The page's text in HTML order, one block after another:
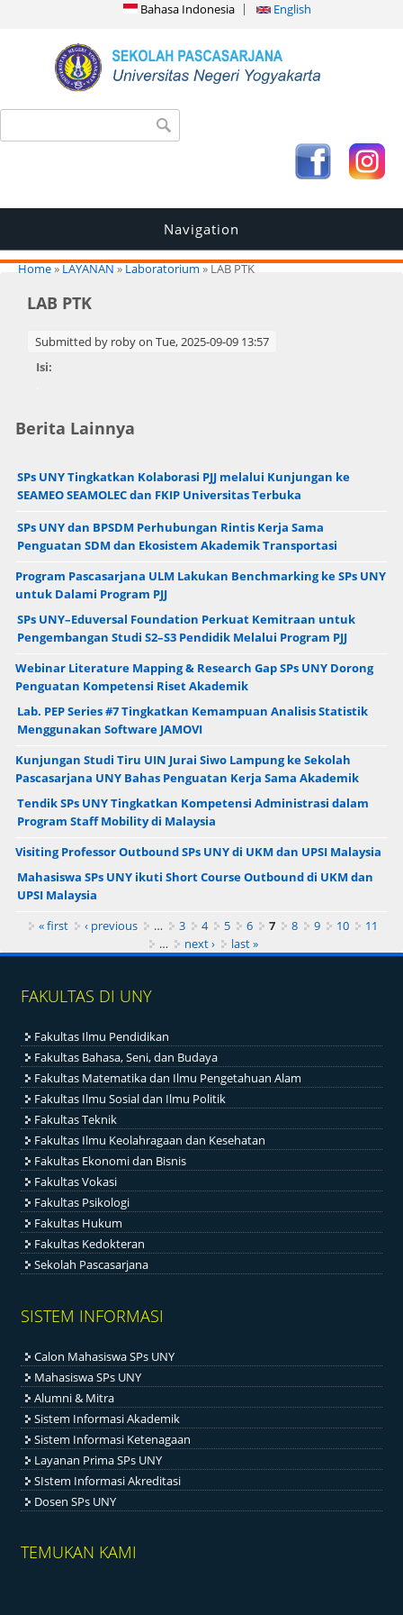
Bahasa Indonesia English
Search form
Navigation
You are here
Home» LAYANAN » Laboratorium» LAB PTK
LAB PTK
Submitted by robyon Tue, 2025-09-09 13:57
Isi:
Berita Lainnya
SPs UNY Tingkatkan Kolaborasi PJJ melalui Kunjungan ke
SEAMEO SEAMOLEC dan FKIP Universitas Terbuka
SPs UNY dan BPSDM Perhubungan Rintis Kerja Sama
Penguatan SDM dan Ekosistem Akademik Transportasi
Program Pascasarjana ULM Lakukan Benchmarking ke SPs UNY
untuk Dalami Program PJJ
SPs UNY–Eduversal Foundation Perkuat Kemitraan untuk
Pengembangan Studi S2–S3 Pendidik Melalui Program PJJ
Webinar Literature Mapping & Research Gap SPs UNY Dorong
Penguatan Kompetensi Riset Akademik
Lab. PEP Series #7 Tingkatkan Kemampuan Analisis Statistik
Menggunakan Software JAMOVI
Kunjungan Studi Tiru UIN Jurai Siwo Lampung ke Sekolah
Pascasarjana UNY Bahas Penguatan Kerja Sama Akademik
Tendik SPs UNY Tingkatkan Kompetensi Administrasi dalam
Program Staff Mobility di Malaysia
Visiting Professor Outbound SPs UNY di UKM dan UPSI Malaysia
Mahasiswa SPs UNY ikuti Short Course Outbound di UKM dan
UPSI Malaysia
Pages
« first ‹ previous … 3 4 5 6 7 8 9 10
11
…
next › last »
FAKULTAS DI UNY
Fakultas Ilmu Pendidikan
Fakultas Bahasa, Seni, dan Budaya
Fakultas Matematika dan Ilmu Pengetahuan Alam
Fakultas Ilmu Sosial dan Ilmu Politik
Fakultas Teknik
Fakultas Ilmu Keolahragaan dan Kesehatan
Fakultas Ekonomi dan Bisnis
Fakultas Vokasi
Fakultas Psikologi
Fakultas Hukum
Fakultas Kedokteran
Sekolah Pascasarjana
SISTEM INFORMASI
Calon Mahasiswa SPs UNY
Mahasiswa SPs UNY
Alumni & Mitra
Sistem Informasi Akademik
Sistem Informasi Ketenagaan
Layanan Prima SPs UNY
SIstem Informasi Akreditasi
Dosen SPs UNY
TEMUKAN KAMI